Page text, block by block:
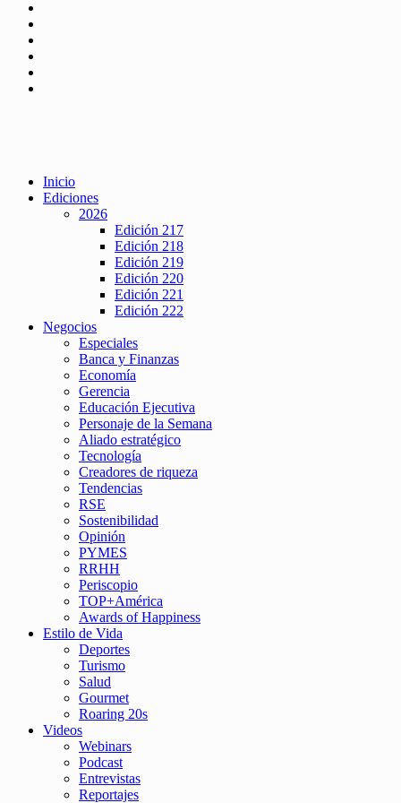
Inicio
Ediciones
2026
Edición 217
Edición 218
Edición 219
Edición 220
Edición 221
Edición 222
Negocios
Especiales
Banca y Finanzas
Economía
Gerencia
Educación Ejecutiva
Personaje de la Semana
Aliado estratégico
Tecnología
Creadores de riqueza
Tendencias
RSE
Sostenibilidad
Opinión
PYMES
RRHH
Periscopio
TOP+América
Awards of Happiness
Estilo de Vida
Deportes
Turismo
Salud
Gourmet
Roaring 20s
Videos
Webinars
Podcast
Entrevistas
Reportajes